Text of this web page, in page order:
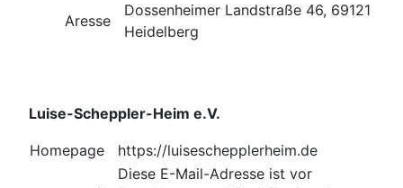
Aresse
Dossenheimer Landstraße 46, 69121
Heidelberg
Luise-Scheppler-Heim e.V.
Homepage https://luiseschepplerheim.de
Diese E-Mail-Adresse ist vor